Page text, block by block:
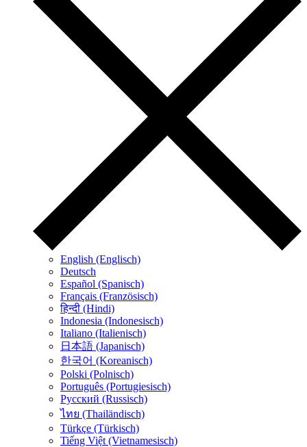
English (Englisch)
Deutsch
Español (Spanisch)
Français (Französisch)
हिन्दी (Hindi)
Indonesia (Indonesisch)
Italiano (Italienisch)
日本語 (Japanisch)
한국어 (Koreanisch)
Polski (Polnisch)
Português (Portugiesisch)
Русский (Russisch)
ไทย (Thailändisch)
Türkçe (Türkisch)
Tiếng Việt (Vietnamesisch)